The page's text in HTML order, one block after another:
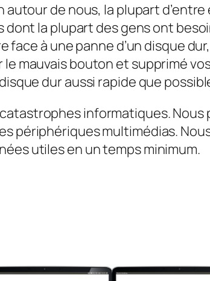
de nous, la plupart d’entre
la plupart des gens ont
à une panne d’un disque
mauvais bouton et supprimé
dur aussi rapide que
informatiques. Nous
périphériques multimédias.
utiles en un temps minimum.